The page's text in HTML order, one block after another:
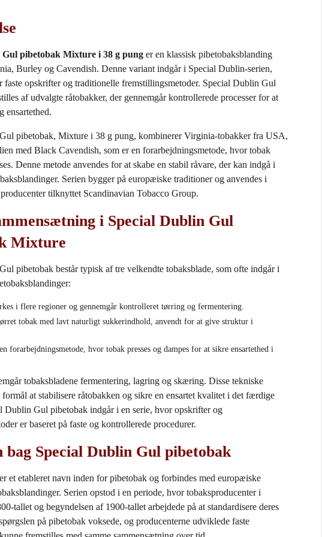
Gul pibetobak Mixture i 38 g pung er en klassisk pibetobaksblanding
Burley og Cavendish. Denne variant indgår i Special Dublin‑serien,
faste opskrifter og traditionelle fremstillingsmetoder. Special Dublin Gul
af udvalgte råtobakker, der gennemgår kontrollerede processer for at
ensartethed.
pibetobak, Mixture i 38 g pung, kombinerer Virginia‑tobakker fra USA,
med Black Cavendish, som er en forarbejdningsmetode, hvor tobak
Denne metode anvendes for at skabe en stabil råvare, der kan indgå i
Serien bygger på europæiske traditioner og anvendes i
tilknyttet Scandinavian Tobacco Group.
i Special Dublin Gul
Mixture
pibetobak består typisk af tre velkendte tobaksblade, som ofte indgår i
i flere regioner og gennemgår kontrolleret tørring og fermentering.
tobak med lavt naturligt sukkerindhold, anvendt for at give struktur i
forarbejdningsmetode, hvor tobak presses og dampes for at sikre ensartethed i
tobaksbladene fermentering, lagring og skæring. Disse tekniske
formål at stabilisere råtobakken og sikre en ensartet kvalitet i det færdige
Dublin Gul pibetobak indgår i en serie, hvor opskrifter og
er baseret på faste og kontrollerede procedurer.
bag Special Dublin Gul pibetobak
et etableret navn inden for pibetobak og forbindes med europæiske
Serien opstod i en periode, hvor tobaksproducenter i
og begyndelsen af 1900‑tallet arbejdede på at standardisere deres
på pibetobak voksede, og producenterne udviklede faste